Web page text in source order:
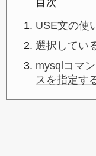
目次
USE文の使
選択してい
mysqlコマ
スを指定す